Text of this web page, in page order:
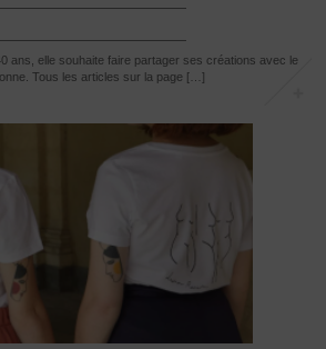
ans, elle souhaite faire partager ses créations avec le
Tous les articles sur la page […]